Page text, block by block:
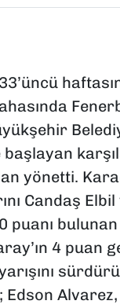
başlayan
yönetti.
Candaş
puanı
4 puan
Alvarez,